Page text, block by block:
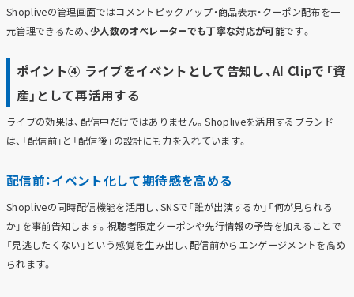
Shopliveの管理画面ではコメントピックアップ・商品表示・クーポン配布を一
元管理できるため、少人数のオペレーターでも丁寧な対応が可能です。
ポイント④ ライブをイベントとして告知し、AI Clipで「資
産」として再活用する
ライブの効果は、配信中だけではありません。Shopliveを活用するブランド
は、「配信前」と「配信後」の設計にも力を入れています。
配信前：イベント化して期待感を高める
Shopliveの同時配信機能を活用し、SNSで「誰が出演するか」「何が見られる
か」を事前告知します。視聴者限定クーポンや先行情報の予告を加えることで
「見逃したくない」という感覚を生み出し、配信前からエンゲージメントを高め
られます。